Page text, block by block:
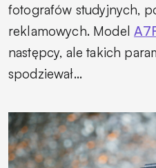
fotografów studyjnych,
reklamowych. Model
następcy, ale takich
spodziewał...